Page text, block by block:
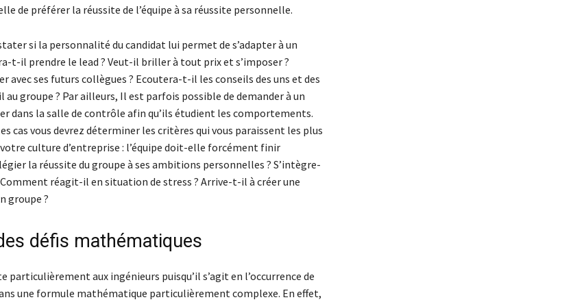
de préférer la réussite de l’équipe à sa réussite personnelle.
si la personnalité du candidat lui permet de s’adapter à un
t-il prendre le lead ? Veut-il briller à tout prix et s’imposer ?
avec ses futurs collègues ? Ecoutera-t-il les conseils des uns et des
au groupe ? Par ailleurs, Il est parfois possible de demander à un
dans la salle de contrôle afin qu’ils étudient les comportements.
cas vous devrez déterminer les critères qui vous paraissent les plus
culture d’entreprise : l’équipe doit-elle forcément finir
la réussite du groupe à ses ambitions personnelles ? S’intègre-
réagit-il en situation de stress ? Arrive-t-il à créer une
groupe ?
défis mathématiques
particulièrement aux ingénieurs puisqu’il s’agit en l’occurrence de
une formule mathématique particulièrement complexe. En effet,